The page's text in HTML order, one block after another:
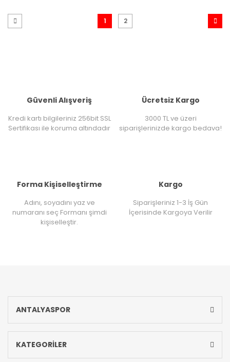
1 2
Güvenli Alışveriş
Kredi kartı bilgileriniz 256bit SSL
Sertifikası ile koruma altındadır
Ücretsiz Kargo
3000 TL ve üzeri
siparişlerinizde kargo bedava!
Forma Kişiselleştirme
Adını, soyadını yaz ve
numaranı seç Formanı şimdi
kişiselleştir.
Kargo
Siparişleriniz 1-3 İş Gün
İçerisinde Kargoya Verilir
ANTALYASPOR
KATEGORİLER